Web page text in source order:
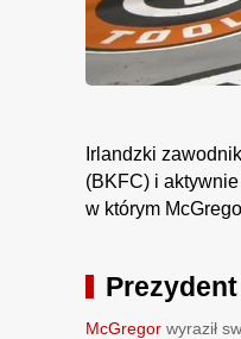
Irlandzki zawodnik
(BKFC) i
w którym
McGregor wyraził